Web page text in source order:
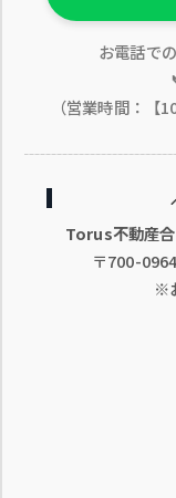
お電話で
（営業時間：【
Torus不動産合
〒700-
※